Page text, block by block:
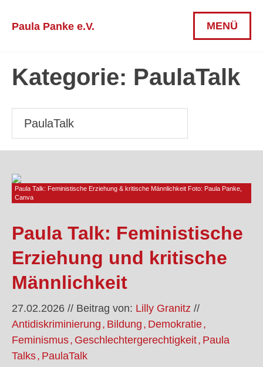
Paula Panke e.V. MENÜ
Kategorie: PaulaTalk
Paula Talk: Feministische Erziehung & kritische Männlichkeit Foto: Paula Panke,
Canva
Paula Talk: Feministische
Erziehung und kritische
Männlichkeit
27.02.2026 // Beitrag von: Lilly Granitz //
Antidiskriminierung Bildung Demokratie
Feminismus Geschlechtergerechtigkeit Paula
Talks PaulaTalk